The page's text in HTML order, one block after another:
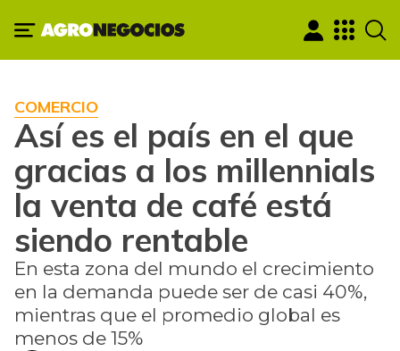
COMERCIO
Así es el país en el que
gracias a los millennials
la venta de café está
siendo rentable
En esta zona del mundo el crecimiento
en la demanda puede ser de casi 40%,
mientras que el promedio global es
menos de 15%